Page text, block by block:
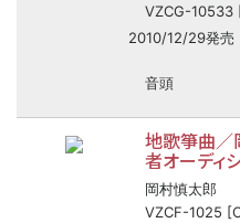
VZCG-10533
2010/12/29発売
音頭
地歌箏曲／
者オーディ
岡村慎太郎
VZCF-1025